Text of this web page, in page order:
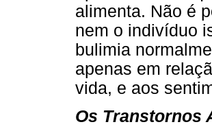
alimenta. Não é
nem o indivíduo
bulimia
apenas em
vida, e aos
Os Transtornos